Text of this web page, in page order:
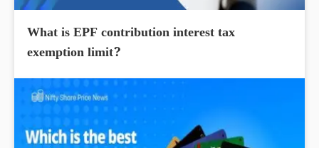
What is EPF contribution interest tax
exemption limit?